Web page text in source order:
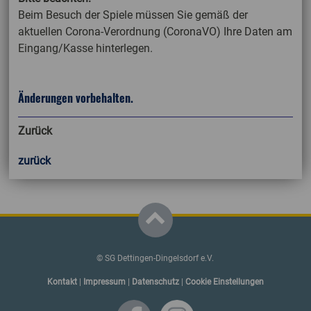
Beim Besuch der Spiele müssen Sie gemäß der
aktuellen Corona-Verordnung (CoronaVO) Ihre Daten am
Eingang/Kasse hinterlegen.
Änderungen vorbehalten.
Zurück
zurück
© SG Dettingen-Dingelsdorf e.V.
Kontakt| Impressum Datenschutz| Cookie Einstellungen